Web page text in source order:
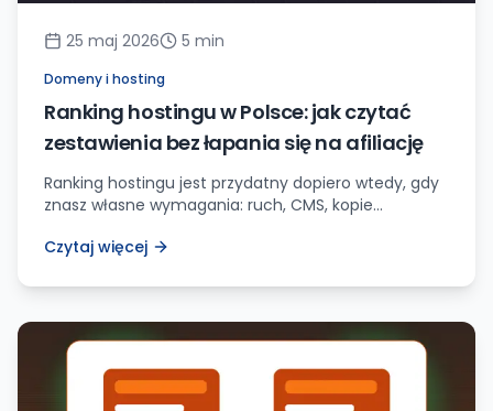
25 maj 2026 5 min
Domeny i hosting
Ranking hostingu w Polsce: jak czytać
zestawienia bez łapania się na afiliację
Ranking hostingu jest przydatny dopiero wtedy, gdy
znasz własne wymagania: ruch, CMS, kopie
Czytaj więcej